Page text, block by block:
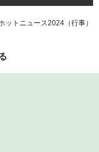
ットニュース2024（行事）